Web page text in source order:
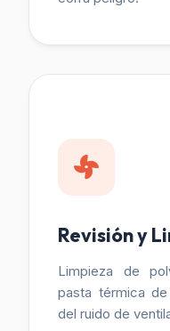
Revisión y
Limpieza de
pasta térmica
del ruido de